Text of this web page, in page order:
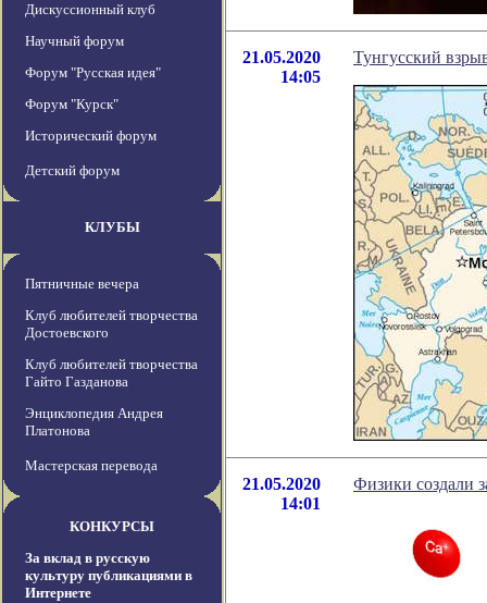
Дискуссионный клуб
Научный форум
Форум "Русская идея"
Форум "Курск"
Исторический форум
Детский форум
КЛУБЫ
Пятничные вечера
Клуб любителей творчества
Достоевского
Клуб любителей творчества
Гайто Газданова
Энциклопедия Андрея
Платонова
Мастерская перевода
КОНКУРСЫ
За вклад в русскую
культуру публикациями в
Интернете
21.05.2020
14:05
Тунгусский
21.05.2020
14:01
Физики создали